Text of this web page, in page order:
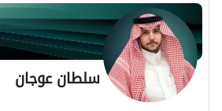
سلطان عوجان